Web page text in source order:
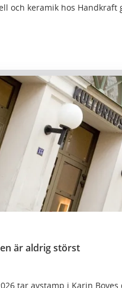
och keramik hos Handkraft
är aldrig störst
tar avstamp i Karin